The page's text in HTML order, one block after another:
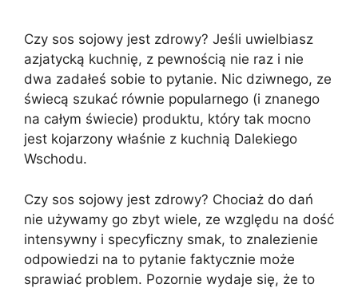
Czy sos sojowy jest zdrowy? Jeśli uwielbiasz
azjatycką kuchnię, z pewnością nie raz i nie
dwa zadałeś sobie to pytanie. Nic dziwnego, ze
świecą szukać równie popularnego (i znanego
na całym świecie) produktu, który tak mocno
jest kojarzony właśnie z kuchnią Dalekiego
Wschodu.
Czy sos sojowy jest zdrowy? Chociaż do dań
nie używamy go zbyt wiele, ze względu na dość
intensywny i specyficzny smak, to znalezienie
odpowiedzi na to pytanie faktycznie może
sprawiać problem. Pozornie wydaje się, że to